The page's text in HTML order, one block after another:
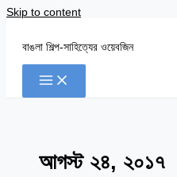
Skip to content
বাঙলা শিল্প-সাহিত্যের ওয়েবজিন
আগস্ট ২৪, ২০১৭